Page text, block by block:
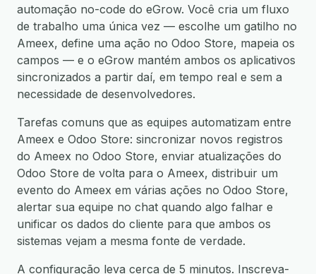
automação no-code do eGrow. Você cria um fluxo
de trabalho uma única vez — escolhe um gatilho no
Ameex, define uma ação no Odoo Store, mapeia os
campos — e o eGrow mantém ambos os aplicativos
sincronizados a partir daí, em tempo real e sem a
necessidade de desenvolvedores.
Tarefas comuns que as equipes automatizam entre
Ameex e Odoo Store: sincronizar novos registros
do Ameex no Odoo Store, enviar atualizações do
Odoo Store de volta para o Ameex, distribuir um
evento do Ameex em várias ações no Odoo Store,
alertar sua equipe no chat quando algo falhar e
unificar os dados do cliente para que ambos os
sistemas vejam a mesma fonte de verdade.
A configuração leva cerca de 5 minutos. Inscreva-